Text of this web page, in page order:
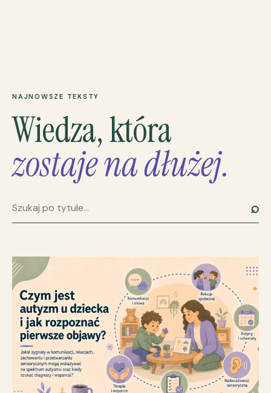
NAJNOWSZE TEKSTY
Wiedza, która
zostaje na dłużej.
Szukaj artykułu ⌕